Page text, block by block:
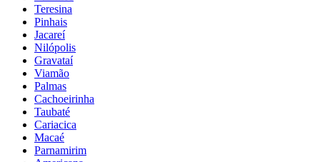
Teresina
Pinhais
Jacareí
Nilópolis
Gravataí
Viamão
Palmas
Cachoeirinha
Taubaté
Cariacica
Macaé
Parnamirim